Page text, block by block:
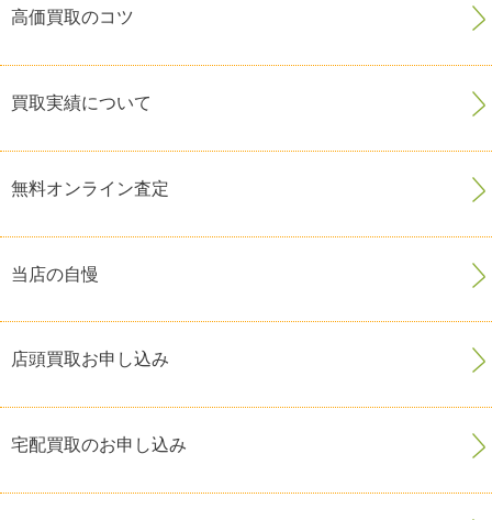
高価買取のコツ
買取実績について
無料オンライン査定
当店の自慢
店頭買取お申し込み
宅配買取のお申し込み